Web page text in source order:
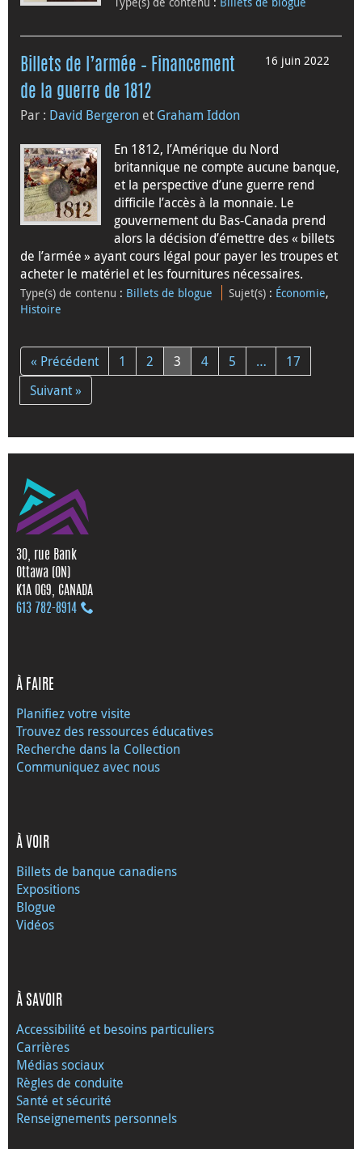
16 juin 2022
Billets de l’armée – Financement
de la guerre de 1812
Par : David Bergeron et Graham Iddon
En 1812, l’Amérique du Nord
britannique ne compte aucune banque,
et la perspective d’une guerre rend
difficile l’accès à la monnaie. Le
gouvernement du Bas-Canada prend
alors la décision d’émettre des « billets
de l’armée » ayant cours légal pour payer les troupes et
acheter le matériel et les fournitures nécessaires.
Type(s) de contenu : Billets de blogue Sujet(s) : Économie,
Histoire
« Précédent 1 2 3 4 5 …
17
Suivant »
30, rue Bank
Ottawa (ON)
K1A 0G9, CANADA
613 782‑8914
À FAIRE
Planifiez votre visite
Trouvez des ressources éducatives
Recherche dans la Collection
Communiquez avec nous
À VOIR
Billets de banque canadiens
Expositions
Blogue
Vidéos
À SAVOIR
Accessibilité et besoins particuliers
Carrières
Médias sociaux
Règles de conduite
Santé et sécurité
Renseignements personnels